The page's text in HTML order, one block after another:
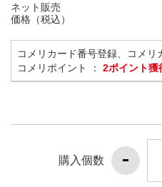
ネット販売
価格（税込）
コメリカード番号登録、コメリ
コメリポイント ： 2ポイント獲
購入個数